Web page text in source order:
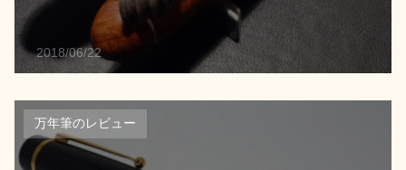
2018/06/22
万年筆のレビュー